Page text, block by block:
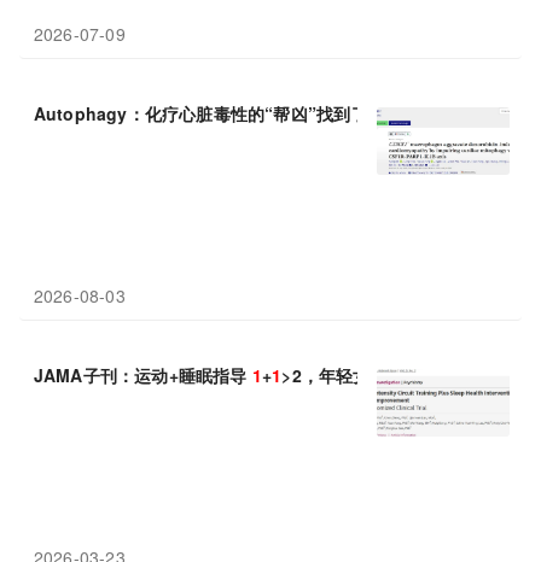
2026-07-09
Autophagy：化疗心脏毒性的“帮凶”找到了，上海交通大学邵琴
2026-08-03
JAMA子刊：运动+睡眠指导 1+1>2，年轻女性 8 周收获优质睡眠
2026-03-23